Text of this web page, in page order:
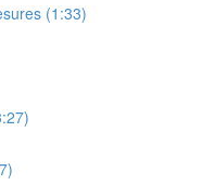
(1:33)